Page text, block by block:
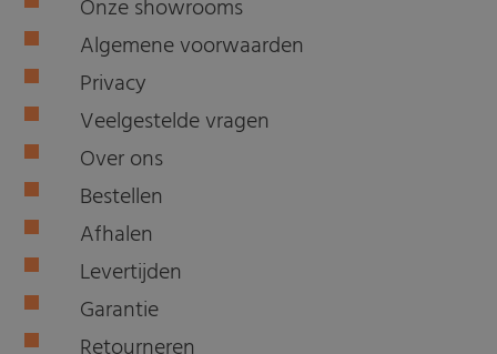
Onze showrooms
Algemene voorwaarden
Privacy
Veelgestelde vragen
Over ons
Bestellen
Afhalen
Levertijden
Garantie